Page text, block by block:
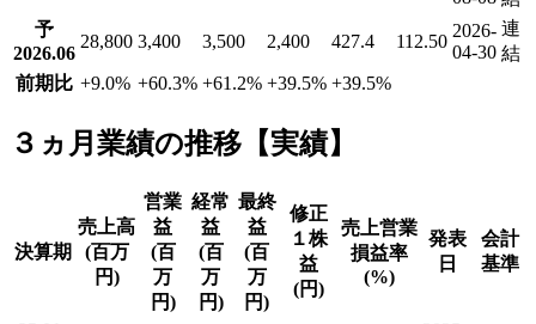
予
2026.06
28,800 3,400 3,500 2,400 427.4 112.50
2026-
04-30
連
結
前期比 +9.0% +60.3% +61.2% +39.5% +39.5%
３ヵ月業績の推移【実績】
決算期
売上高
(百万
円)
営業
益
(百
万
円)
経常
益
(百
万
円)
最終
益
(百
万
円)
修正
１株
益
(円)
売上営業
損益率
(%)
発表
日
会計
基準